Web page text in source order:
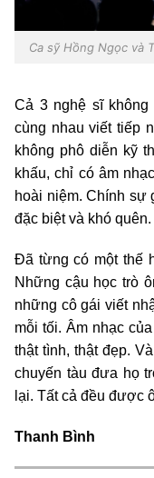
Ca sỹ Hồng Ngọc và
Cả 3 nghệ sĩ
cùng nhau viết tiếp
không phô diễn kỹ
khấu, chỉ có âm
hoài niệm. Chính sự
đặc biệt và khó quên.
Đã từng có một thế
Những cậu học trò
những cô gái viết
mỗi tối. Âm nhạc
thật tình, thật đẹp.
chuyến tàu đưa họ
lại. Tất cả đều được
Thanh Bình